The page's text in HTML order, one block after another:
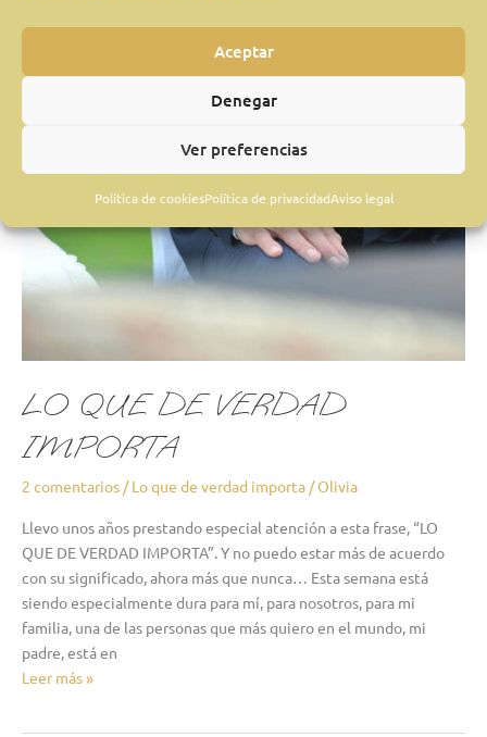
Aceptar
Denegar
Ver preferencias
Política de cookiesPolítica de privacidadAviso legal
LO QUE DE VERDAD
IMPORTA
2 comentarios /Lo que de verdad importa /Olivia
Llevo unos años prestando especial atención a esta frase, “LO
QUE DE VERDAD IMPORTA”. Y no puedo estar más de acuerdo
con su significado, ahora más que nunca… Esta semana está
siendo especialmente dura para mí, para nosotros, para mi
familia, una de las personas que más quiero en el mundo, mi
padre, está en
QUE
Leer más »